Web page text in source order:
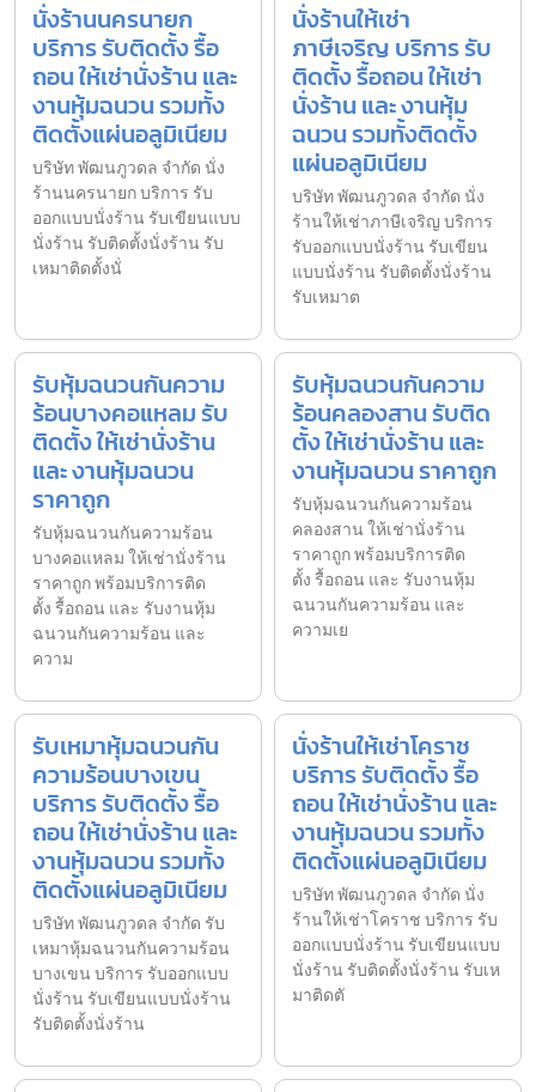
นั่งร้านนครนายก
บริการ รับติดตั้ง รื้อ
ถอน ให้เช่านั่งร้าน และ
งานหุ้มฉนวน รวมทั้ง
ติดตั้งแผ่นอลูมิเนียม
บริษัท พัฒนภูวดล จำกัด นั่ง
ร้านนครนายก บริการ รับ
ออกแบบนั่งร้าน รับเขียนแบบ
นั่งร้าน รับติดตั้งนั่งร้าน รับ
เหมาติดตั้งนั่
นั่งร้านให้เช่า
ภาษีเจริญ บริการ รับ
ติดตั้ง รื้อถอน ให้เช่า
นั่งร้าน และ งานหุ้ม
ฉนวน รวมทั้งติดตั้ง
แผ่นอลูมิเนียม
บริษัท พัฒนภูวดล จำกัด นั่ง
ร้านให้เช่าภาษีเจริญ บริการ
รับออกแบบนั่งร้าน รับเขียน
แบบนั่งร้าน รับติดตั้งนั่งร้าน
รับเหมาต
รับหุ้มฉนวนกันความ
ร้อนบางคอแหลม รับ
ติดตั้ง ให้เช่านั่งร้าน
และ งานหุ้มฉนวน
ราคาถูก
รับหุ้มฉนวนกันความร้อน
บางคอแหลม ให้เช่านั่งร้าน
ราคาถูก พร้อมบริการติด
ตั้ง รื้อถอน และ รับงานหุ้ม
ฉนวนกันความร้อน และ
ความ
รับหุ้มฉนวนกันความ
ร้อนคลองสาน รับติด
ตั้ง ให้เช่านั่งร้าน และ
งานหุ้มฉนวน ราคาถูก
รับหุ้มฉนวนกันความร้อน
คลองสาน ให้เช่านั่งร้าน
ราคาถูก พร้อมบริการติด
ตั้ง รื้อถอน และ รับงานหุ้ม
ฉนวนกันความร้อน และ
ความเย
รับเหมาหุ้มฉนวนกัน
ความร้อนบางเขน
บริการ รับติดตั้ง รื้อ
ถอน ให้เช่านั่งร้าน และ
งานหุ้มฉนวน รวมทั้ง
ติดตั้งแผ่นอลูมิเนียม
บริษัท พัฒนภูวดล จำกัด รับ
เหมาหุ้มฉนวนกันความร้อน
บางเขน บริการ รับออกแบบ
นั่งร้าน รับเขียนแบบนั่งร้าน
รับติดตั้งนั่งร้าน
นั่งร้านให้เช่าโคราช
บริการ รับติดตั้ง รื้อ
ถอน ให้เช่านั่งร้าน และ
งานหุ้มฉนวน รวมทั้ง
ติดตั้งแผ่นอลูมิเนียม
บริษัท พัฒนภูวดล จำกัด นั่ง
ร้านให้เช่าโคราช บริการ รับ
ออกแบบนั่งร้าน รับเขียนแบบ
นั่งร้าน รับติดตั้งนั่งร้าน รับเห
มาติดตั